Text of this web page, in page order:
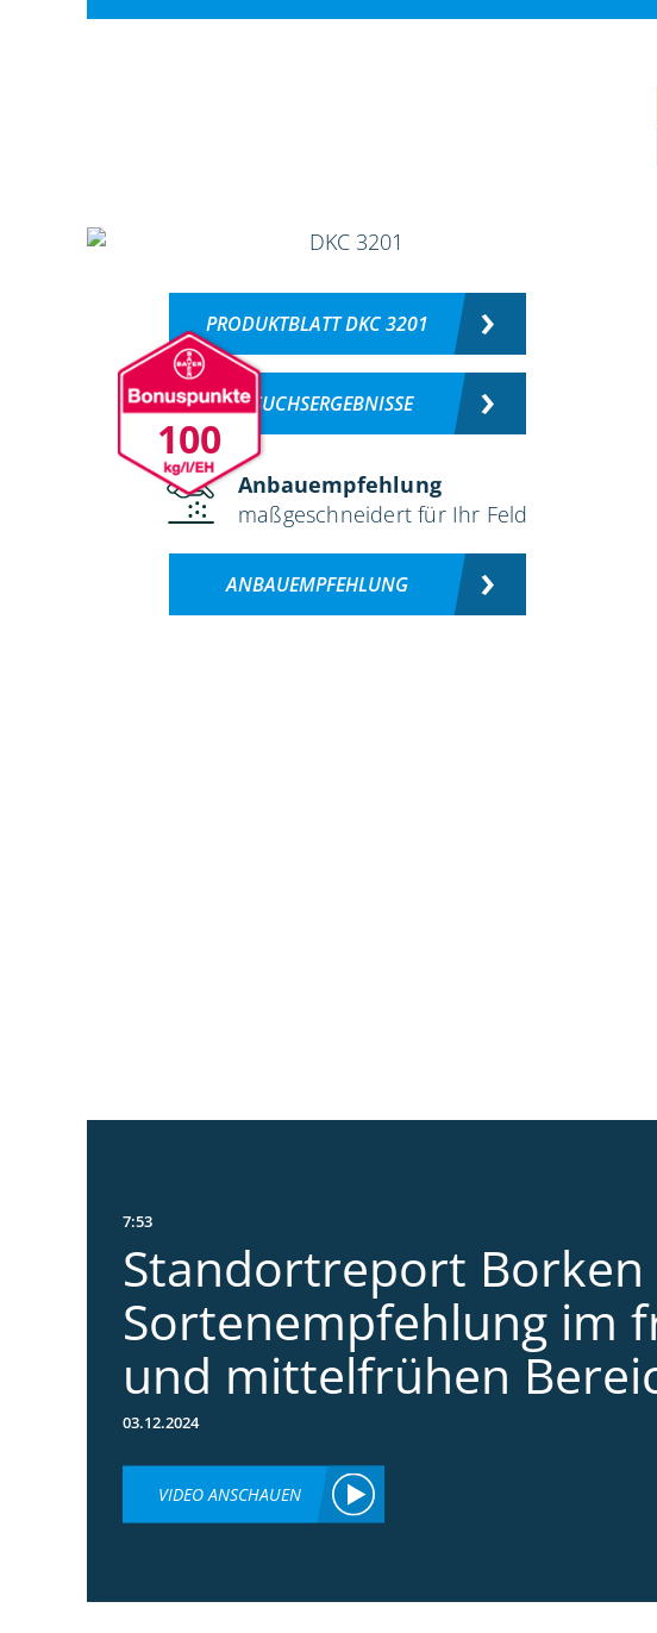
100
PRODUKTBLATT DKC 3201
VERSUCHSERGEBNISSE
Anbauempfehlung
maßgeschneidert für Ihr Feld
ANBAUEMPFEHLUNG
7:53
Standortreport Borken
Sortenempfehlung im
und mittelfrühen
03.12.2024
VIDEO ANSCHAUEN